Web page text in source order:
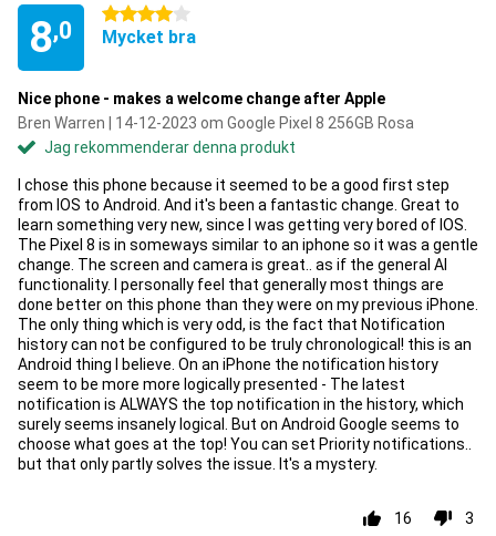
8,0
4 stjärnor
Mycket bra
Nice phone - makes a welcome change after Apple
Bren Warren | 14-12-2023 om Google Pixel 8 256GB Rosa
Jag rekommenderar denna produkt
I chose this phone because it seemed to be a good first step
from IOS to Android. And it's been a fantastic change. Great to
learn something very new, since I was getting very bored of IOS.
The Pixel 8 is in someways similar to an iphone so it was a gentle
change. The screen and camera is great.. as if the general AI
functionality. I personally feel that generally most things are
done better on this phone than they were on my previous iPhone.
The only thing which is very odd, is the fact that Notification
history can not be configured to be truly chronological! this is an
Android thing I believe. On an iPhone the notification history
seem to be more more logically presented - The latest
notification is ALWAYS the top notification in the history, which
surely seems insanely logical. But on Android Google seems to
choose what goes at the top! You can set Priority notifications..
but that only partly solves the issue. It's a mystery.
16 3